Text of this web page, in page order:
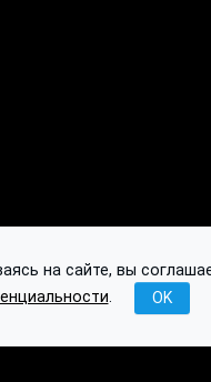
на сайте, вы
. OK